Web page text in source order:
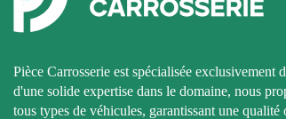
Pièce Carrosserie est spécialisée exclusivement
d'une solide expertise dans le domaine, nous
tous types de véhicules, garantissant une